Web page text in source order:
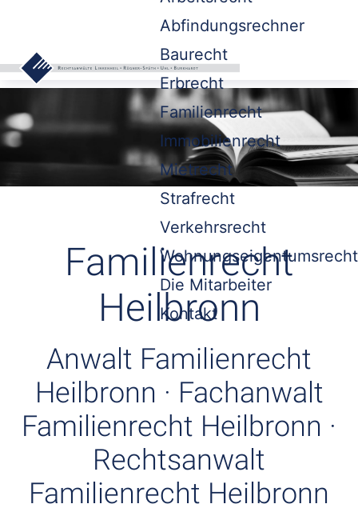
Abfindungsrechner
Baurecht
Erbrecht
Familienrecht
Immobilienrecht
Mietrecht
Strafrecht
Verkehrsrecht
Wohnungseigentumsrecht
Die Mitarbeiter
Kontakt
Familienrecht
Heilbronn
Anwalt Familienrecht
Heilbronn · Fachanwalt
Familienrecht Heilbronn ·
Rechtsanwalt
Familienrecht Heilbronn